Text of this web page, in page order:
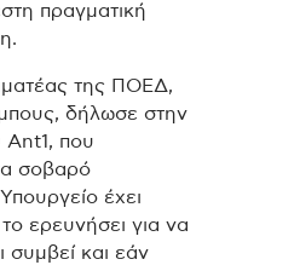
πραγματική
της ΠΟΕΔ,
δήλωσε στην
Ant1, που
σοβαρό
έχει
ερευνήσει για να
συμβεί και εάν